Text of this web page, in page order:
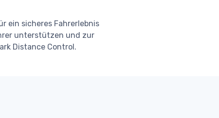
ein sicheres Fahrerlebnis
unterstützen und zur
Distance Control.